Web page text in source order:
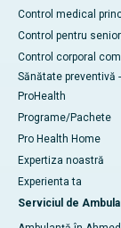
Control medical
Control pentru
Control corporal
Sănătate preventivă
ProHealth
Programe/Pachete
Pro Health Home
Expertiza noastră
Experienta ta
Serviciul de